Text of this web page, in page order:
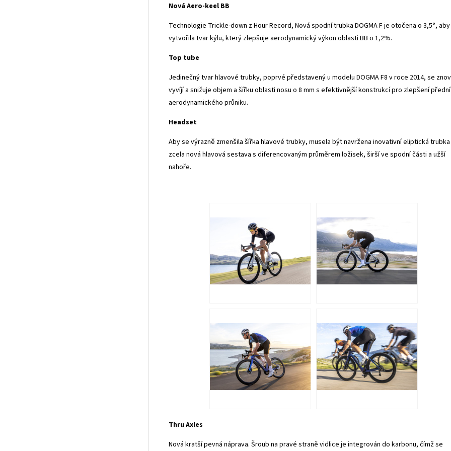
Nová Aero-keel BB
Technologie Trickle-down z Hour Record, Nová spodní trubka DOGMA F je otočena o 3,5°, aby
vytvořila tvar kýlu, který zlepšuje aerodynamický výkon oblasti BB o 1,2%.
Top tube
Jedinečný tvar hlavové trubky, poprvé představený u modelu DOGMA F8 v roce 2014, se
vyvíjí a snižuje objem a šířku oblasti nosu o 8 mm s efektivnější konstrukcí pro zlepšení
aerodynamického průniku.
Headset
Aby se výrazně zmenšila šířka hlavové trubky, musela být navržena inovativní eliptická trubka
zcela nová hlavová sestava s diferencovaným průměrem ložisek, širší ve spodní části a užší
nahoře.
Thru Axles
Nová kratší pevná náprava. Šroub na pravé straně vidlice je integrován do karbonu, čímž se